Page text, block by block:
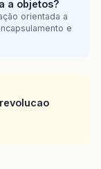
a objetos?
orientada a
e